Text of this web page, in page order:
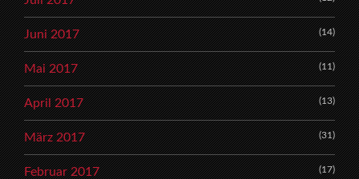
Juni 2017 (14)
Mai 2017 (11)
April 2017 (13)
März 2017 (31)
Februar 2017 (17)